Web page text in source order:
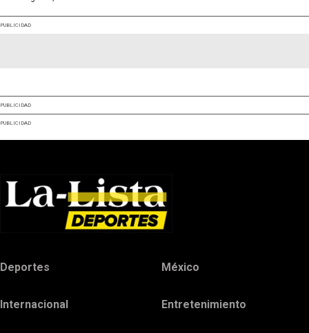
PUBLICIDAD
PUBLICIDAD
PUBLICIDAD
Deportes México
Internacional Entretenimiento